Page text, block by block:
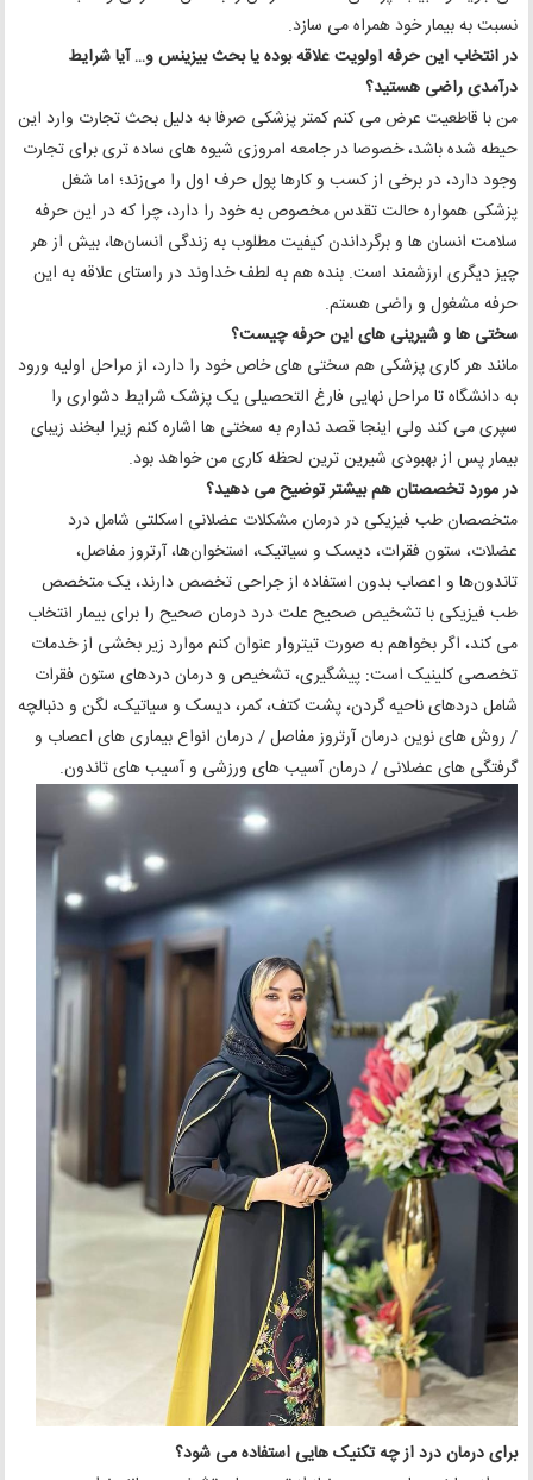
نسبت به بیمار خود همراه می سازد.
در انتخاب این حرفه اولویت علاقه بوده یا بحث بیزینس و… آیا شرایط
درآمدی راضی هستید؟‌
من با قاطعیت عرض می کنم کمتر پزشکی صرفا به دلیل بحث تجارت وارد این
حیطه شده باشد، خصوصا در جامعه امروزی شیوه های ساده تری برای تجارت
وجود دارد، در برخی از کسب‌ و کارها پول حرف اول را می‌زند؛ اما شغل
پزشکی همواره حالت تقدس مخصوص به خود را دارد، چرا که در این حرفه
سلامت انسان ها و برگرداندن کیفیت مطلوب به زندگی انسان‌ها، بیش از هر
چیز دیگری ارزشمند است. بنده هم به لطف خداوند در راستای علاقه به این
حرفه مشغول و راضی هستم.
سختی ها و شیرینی های این حرفه چیست؟
مانند هر کاری پزشکی هم سختی های خاص خود را دارد، از مراحل اولیه ورود
به دانشگاه تا مراحل نهایی فارغ التحصیلی یک پزشک شرایط دشواری را
سپری می کند ولی اینجا قصد ندارم به سختی ها اشاره کنم زیرا لبخند زیبای
بیمار پس از بهبودی شیرین ترین لحظه کاری من خواهد بود.
در مورد تخصصتان هم بیشتر توضیح می دهید؟
متخصصان طب فیزیکی در درمان مشکلات عضلانی اسکلتی شامل درد
عضلات، ستون فقرات، دیسک و سیاتیک، استخوان‌ها، آرتروز مفاصل،
تاندون‌ها و اعصاب بدون استفاده از جراحی تخصص دارند، یک متخصص
طب فیزیکی با تشخیص صحیح علت درد درمان صحیح را برای بیمار انتخاب
می کند، اگر بخواهم به صورت تیتروار عنوان کنم موارد زیر بخشی از خدمات
تخصصی کلینیک است: پیشگیری، تشخیص و درمان دردهای ستون فقرات
شامل دردهای ناحیه گردن، پشت کتف، کمر، دیسک و سیاتیک، لگن و دنبالچه
/ روش های نوین درمان آرتروز مفاصل / درمان انواع بیماری های اعصاب و
گرفتگی های عضلانی / درمان آسیب های ورزشی و آسیب های تاندون.
برای درمان درد از چه تکنیک هایی استفاده می شود؟